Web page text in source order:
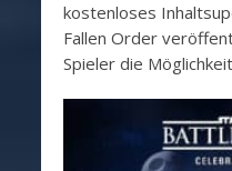
kostenloses
Fallen Order
Spieler die